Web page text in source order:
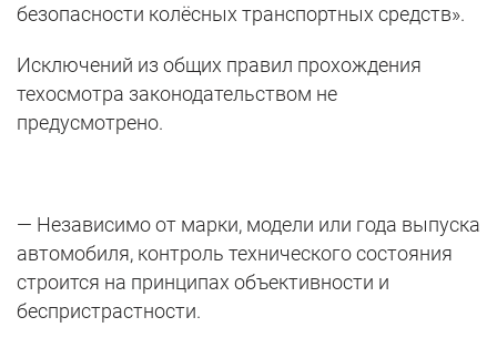
безопасности колёсных транспортных средств».
Исключений из общих правил прохождения
техосмотра законодательством не
предусмотрено.
— Независимо от марки, модели или года выпуска
автомобиля, контроль технического состояния
строится на принципах объективности и
беспристрастности.